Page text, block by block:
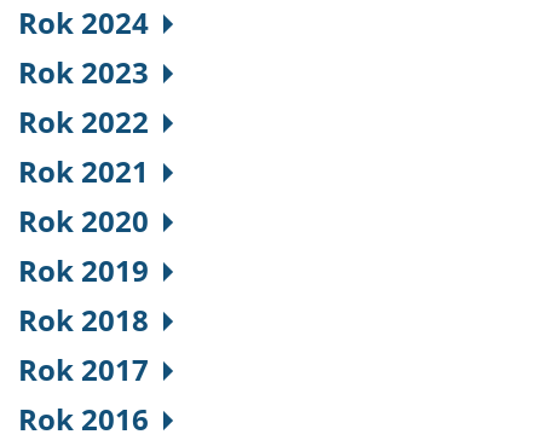
Rok 2024
Rok 2023
Rok 2022
Rok 2021
Rok 2020
Rok 2019
Rok 2018
Rok 2017
Rok 2016